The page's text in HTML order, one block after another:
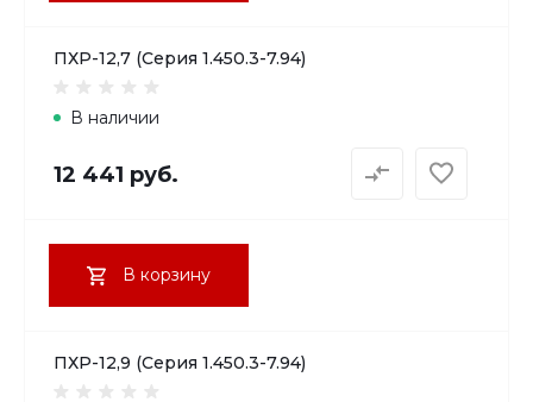
ПХР-12,7 (Серия 1.450.3-7.94)
В наличии
12 441 руб.
В корзину
ПХР-12,9 (Серия 1.450.3-7.94)